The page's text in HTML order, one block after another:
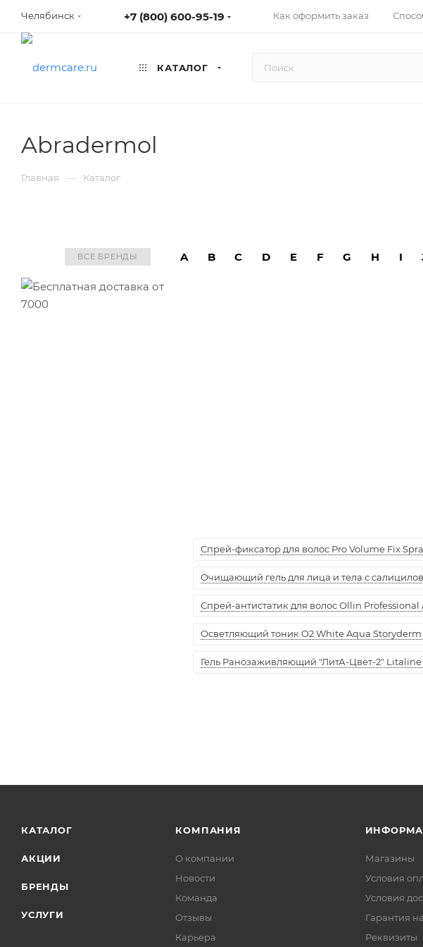
Челябинск +7 (800) 600-95-19 Как оформить заказ
КАТАЛОГ
Abradermol
Главная — Каталог
ВСЕ БРЕНДЫ A B C D E F G H I
Спрей-фиксатор для волос Pro Volume Fix
Очищающий гель для лица и тела с
Спрей-антистатик для волос Ollin
Осветляющий тоник O2 White Aqua Storyderm
Гель Ранозаживляющий "ЛитА-Цвет-2" Litaline
КАТАЛОГ
АКЦИИ
БРЕНДЫ
УСЛУГИ
КОМПАНИЯ
О компании
Новости
Команда
Отзывы
Карьера
Магазины
Условия
Условия
Гарантия
Реквизиты